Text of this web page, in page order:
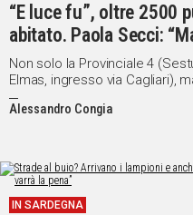
“E luce fu”, oltre 2500
abitato. Paola Secci:
bolletta meno cara”
Non solo la Provinciale 4
Elmas, ingresso via Cagliari),
sempre al buio
Alessandro Congia
IN SARDEGNA